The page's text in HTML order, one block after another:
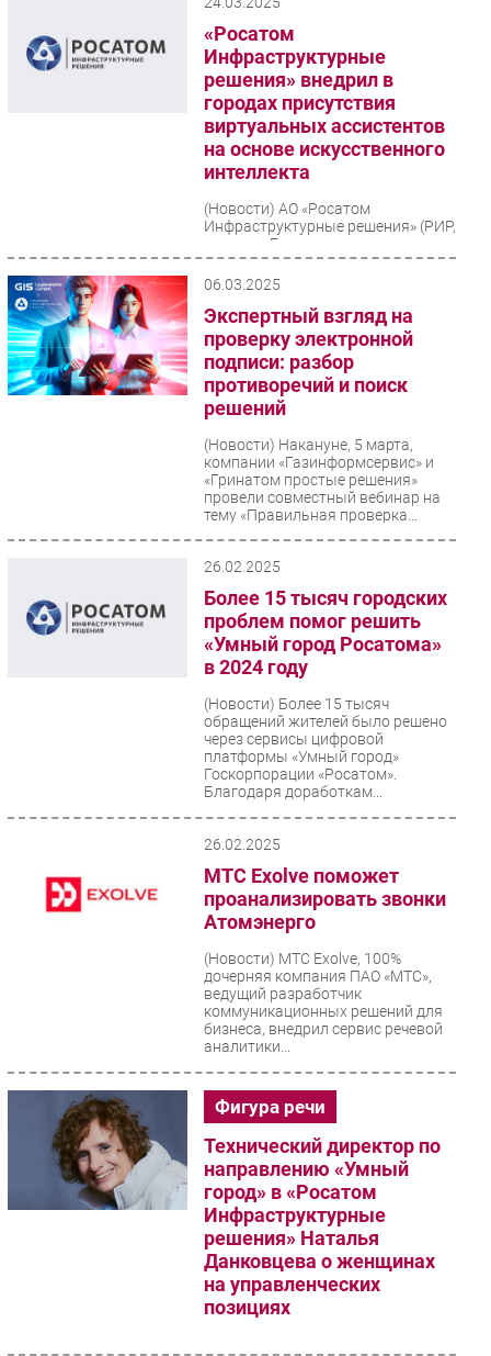
«Росатом
Инфраструктурные
решения» внедрил в
городах присутствия
виртуальных ассистентов
на основе искусственного
интеллекта
(Новости) АО «Росатом
Инфраструктурные решения» (РИР,
входит в Госкорпорцию
«Росатом») внедрил в городах
присутствия своей дочерней
компании...
06.03.2025
Экспертный взгляд на
проверку электронной
подписи: разбор
противоречий и поиск
решений
(Новости) Накануне, 5 марта,
компании «Газинформсервис» и
«Гринатом простые решения»
провели совместный вебинар на
тему «Правильная проверка...
26.02.2025
Более 15 тысяч городских
проблем помог решить
«Умный город Росатома»
в 2024 году
(Новости) Более 15 тысяч
обращений жителей было решено
через сервисы цифровой
платформы «Умный город»
Госкорпорации «Росатом».
Благодаря доработкам...
26.02.2025
МТС Exolve поможет
проанализировать звонки
Атомэнерго
(Новости) МТС Exolve, 100%
дочерняя компания ПАО «МТС»,
ведущий разработчик
коммуникационных решений для
бизнеса, внедрил сервис речевой
аналитики...
Фигура речи
Технический директор по
направлению «Умный
город» в «Росатом
Инфраструктурные
решения» Наталья
Данковцева о женщинах
на управленческих
позициях